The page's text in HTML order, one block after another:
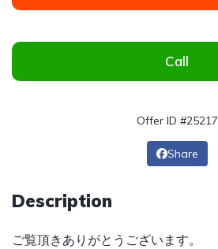
Call
Offer ID #25217
Share
Description
ご覧頂きありがとうございます。